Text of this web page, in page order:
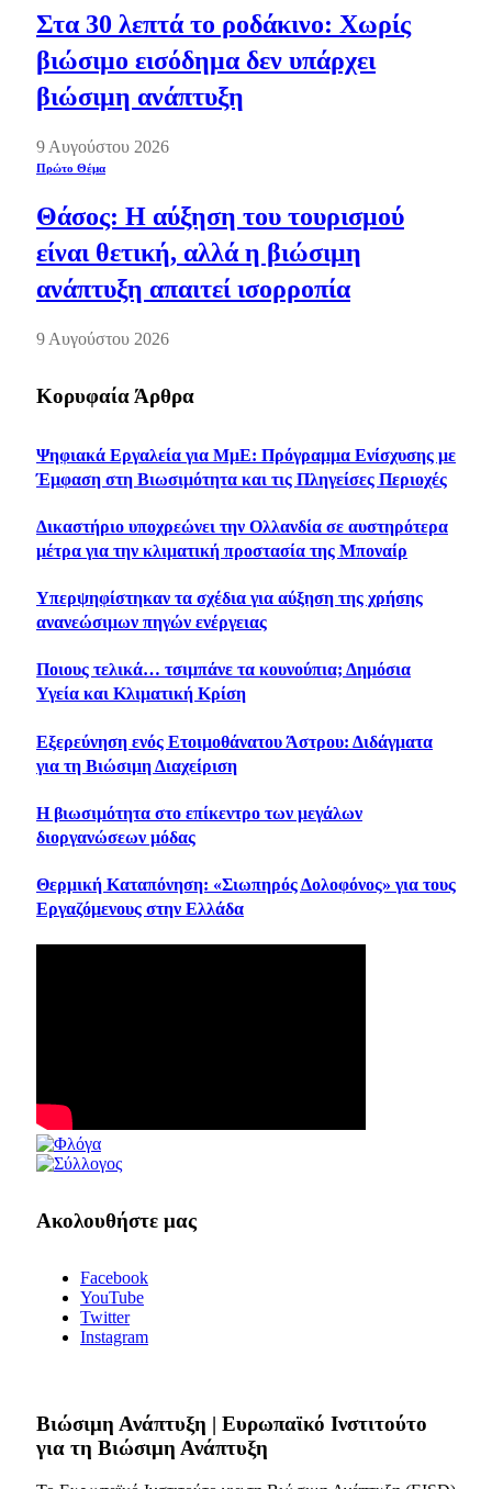
Στα 30 λεπτά το ροδάκινο: Χωρίς
βιώσιμο εισόδημα δεν υπάρχει
βιώσιμη ανάπτυξη
9 Αυγούστου 2026
Πρώτο Θέμα
Θάσος: Η αύξηση του τουρισμού
είναι θετική, αλλά η βιώσιμη
ανάπτυξη απαιτεί ισορροπία
9 Αυγούστου 2026
Κορυφαία Άρθρα
Ψηφιακά Εργαλεία για ΜμΕ: Πρόγραμμα Ενίσχυσης με
Έμφαση στη Βιωσιμότητα και τις Πληγείσες Περιοχές
Δικαστήριο υποχρεώνει την Ολλανδία σε αυστηρότερα
μέτρα για την κλιματική προστασία της Μποναίρ
Υπερψηφίστηκαν τα σχέδια για αύξηση της χρήσης
ανανεώσιμων πηγών ενέργειας
Ποιους τελικά… τσιμπάνε τα κουνούπια; Δημόσια
Υγεία και Κλιματική Κρίση
Εξερεύνηση ενός Ετοιμοθάνατου Άστρου: Διδάγματα
για τη Βιώσιμη Διαχείριση
Η βιωσιμότητα στο επίκεντρο των μεγάλων
διοργανώσεων μόδας
Θερμική Καταπόνηση: «Σιωπηρός Δολοφόνος» για τους
Εργαζόμενους στην Ελλάδα
Ακολουθήστε μας
Facebook
YouTube
Twitter
Instagram
Bιώσιμη Ανάπτυξη | Ευρωπαϊκό Ινστιτούτο
για τη Βιώσιμη Ανάπτυξη